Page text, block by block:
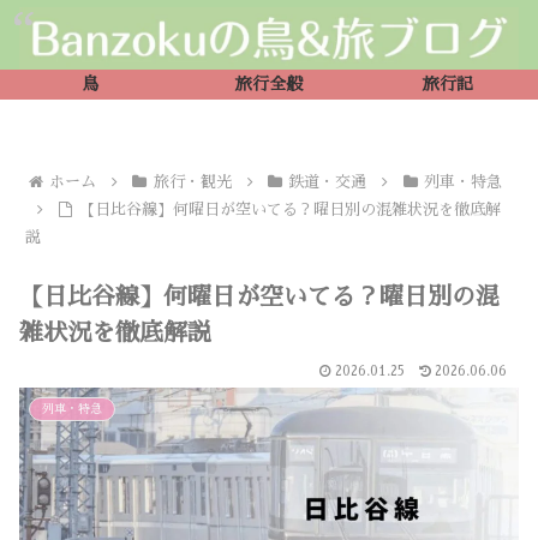
鳥 旅行全般 旅行記
ホーム 旅行・観光 鉄道・交通
列車・特急
【日比谷線】何曜日が空いてる？曜日別の混雑状況を徹底解
説
【日比谷線】何曜日が空いてる？曜日別の混
雑状況を徹底解説
2026.01.25 2026.06.06
列車・特急